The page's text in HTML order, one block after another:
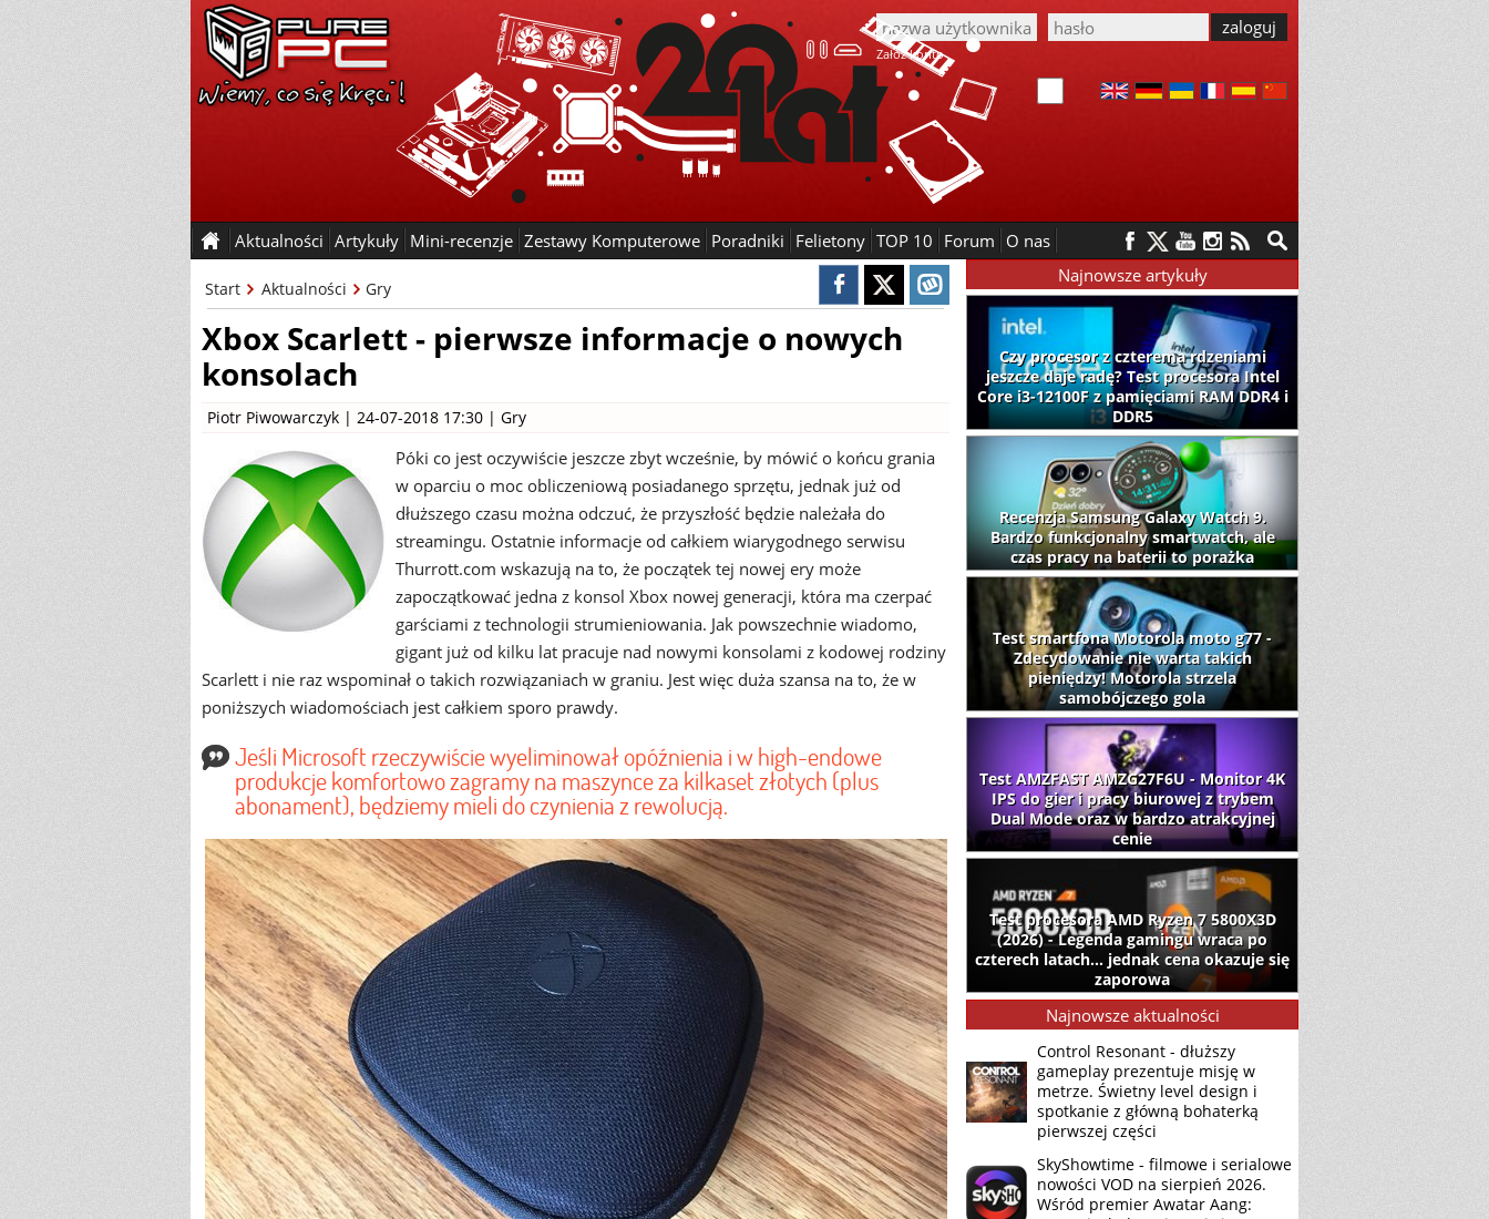
Załóż konto
Aktualności Artykuły Mini-recenzje Zestawy Komputerowe Poradniki Felietony TOP 10 Forum O nas
Start Aktualności Gry
Xbox Scarlett - pierwsze informacje o nowych
konsolach
Piotr Piwowarczyk | 24-07-2018 17:30 | Gry
Póki co jest oczywiście jeszcze zbyt wcześnie, by mówić o końcu grania
w oparciu o moc obliczeniową posiadanego sprzętu, jednak już od
dłuższego czasu można odczuć, że przyszłość będzie należała do
streamingu. Ostatnie informacje od całkiem wiarygodnego serwisu
Thurrott.com wskazują na to, że początek tej nowej ery może
zapoczątkować jedna z konsol Xbox nowej generacji, która ma czerpać
garściami z technologii strumieniowania. Jak powszechnie wiadomo,
gigant już od kilku lat pracuje nad nowymi konsolami z kodowej rodziny
Scarlett i nie raz wspominał o takich rozwiązaniach w graniu. Jest więc duża szansa na to, że w
poniższych wiadomościach jest całkiem sporo prawdy.
Jeśli Microsoft rzeczywiście wyeliminował opóźnienia i w high-endowe
produkcje komfortowo zagramy na maszynce za kilkaset złotych (plus
abonament), będziemy mieli do czynienia z rewolucją.
Najnowsze artykuły
Czy procesor z czterema rdzeniami
jeszcze daje radę? Test procesora Intel
Core i3-12100F z pamięciami RAM DDR4 i
DDR5
Recenzja Samsung Galaxy Watch 9.
Bardzo funkcjonalny smartwatch, ale
czas pracy na baterii to porażka
Test smartfona Motorola moto g77 -
Zdecydowanie nie warta takich
pieniędzy! Motorola strzela
samobójczego gola
Test AMZFAST AMZG27F6U - Monitor 4K
IPS do gier i pracy biurowej z trybem
Dual Mode oraz w bardzo atrakcyjnej
cenie
Test procesora AMD Ryzen 7 5800X3D
(2026) - Legenda gamingu wraca po
czterech latach... jednak cena okazuje się
zaporowa
Najnowsze aktualności
Control Resonant - dłuższy
gameplay prezentuje misję w
metrze. Świetny level design i
spotkanie z główną bohaterką
pierwszej części
SkyShowtime - filmowe i serialowe
nowości VOD na sierpień 2026.
Wśród premier Awatar Aang: